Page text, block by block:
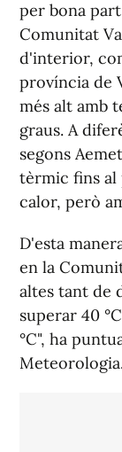
per bona
Comunitat
d'interior,
província de
més alt amb
graus. A
segons
tèrmic fins al
calor, però
D'esta
en la
altes tant de
superar 40
°C", ha